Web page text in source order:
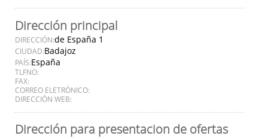
Dirección principal
DIRECCIÓN:de España 1
CIUDAD:Badajoz
PAÍS:España
TLFNO:
FAX:
CORREO ELETRÓNICO:
DIRECCIÓN WEB:
Dirección para presentacion de ofertas